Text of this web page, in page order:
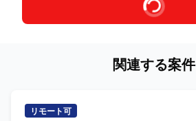
関連する案件
リモート可